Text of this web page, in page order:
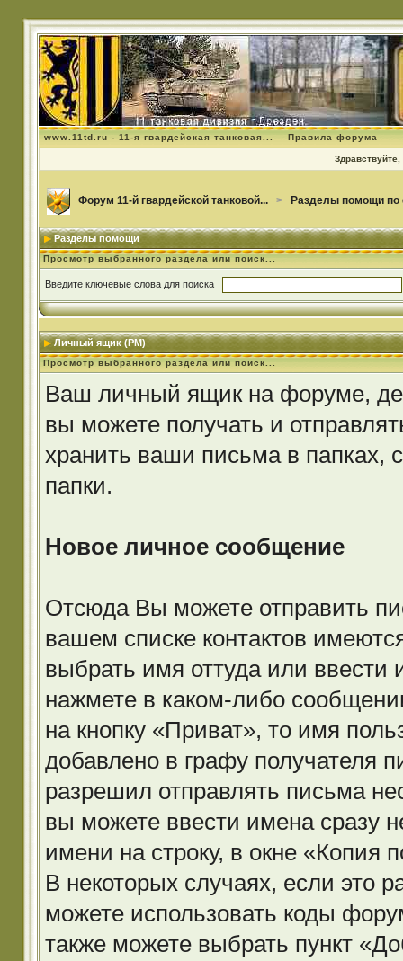
www.11td.ru - 11-я гвардейская танковая... Правила форума
Здравствуйте,
Форум 11-й гвардейской танковой... > Разделы помощи
Разделы помощи
Просмотр выбранного раздела или поиск...
Введите ключевые слова для поиска
Личный ящик (PM)
Просмотр выбранного раздела или поиск...
Ваш личный ящик на форуме,
вы можете получать и
хранить ваши письма в папках,
папки.
Новое личное сообщение
Отсюда Вы можете отправить
вашем списке контактов
выбрать имя оттуда или
нажмете в каком-либо
на кнопку «Приват», то имя
добавлено в графу получателя
разрешил отправлять письма
вы можете ввести имена сразу
имени на строку, в окне «Копия
В некоторых случаях, если это
можете использовать коды
также можете выбрать пункт